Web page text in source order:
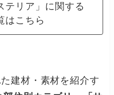
テリア」に関する
はこちら
建材・素材を紹介す